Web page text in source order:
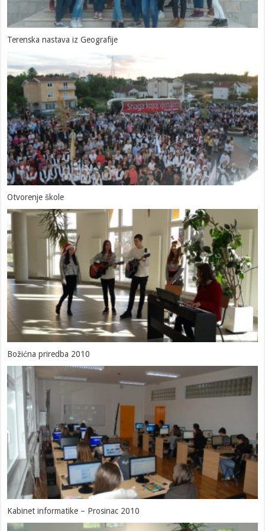
Terenska nastava iz Geografije
Otvorenje škole
Božićna priredba 2010
Kabinet informatike – Prosinac 2010